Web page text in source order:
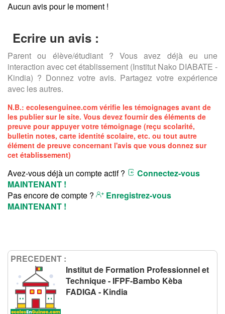
Aucun avis pour le moment !
Ecrire un avis :
Parent ou élève/étudiant ? Vous avez déjà eu une
interaction avec cet établissement (Institut Nako DIABATE -
Kindia) ? Donnez votre avis. Partagez votre expérience
avec les autres.
N.B.: ecolesenguinee.com vérifie les témoignages avant de
les publier sur le site. Vous devez fournir des éléments de
preuve pour appuyer votre témoignage (reçu scolarité,
bulletin notes, carte identité scolaire, etc. ou tout autre
élément de preuve concernant l'avis que vous donnez sur
cet établissement)
Avez-vous déjà un compte actif ?
Connectez-vous
MAINTENANT !
Pas encore de compte ?
Enregistrez-vous
MAINTENANT !
PRECEDENT :
Institut de Formation Professionnel et
Technique - IFPF-Bambo Kèba
FADIGA - Kindia